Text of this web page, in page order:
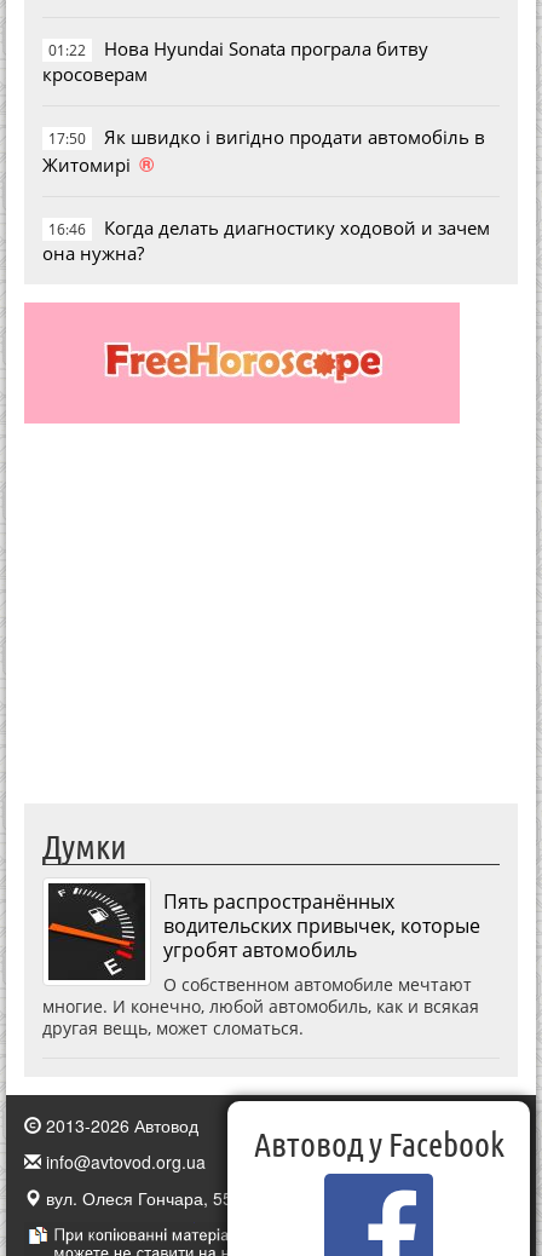
01:22
Нова Hyundai Sonata програла битву
кросоверам
17:50
Як швидко і вигідно продати автомобіль в
Житомирі ®
16:46
Когда делать диагностику ходовой и зачем
она нужна?
Думки
Пять распространённых
водительских привычек, которые
угробят автомобиль
О собственном автомобиле мечтают
многие. И конечно, любой автомобиль, как и всякая
другая вещь, может сломаться.
2013-2026 Автовод
info@avtovod.org.ua
вул. Олеся Гончара, 55, Київ, Україна
Автовод у Facebook